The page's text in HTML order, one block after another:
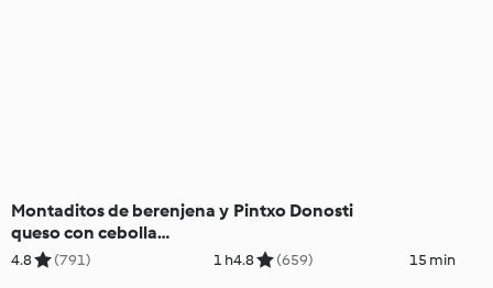
Montaditos de berenjena y
queso con cebolla
caramelizada
4.8 (791) 1 h
Pintxo Donosti
4.8 (659) 15 min